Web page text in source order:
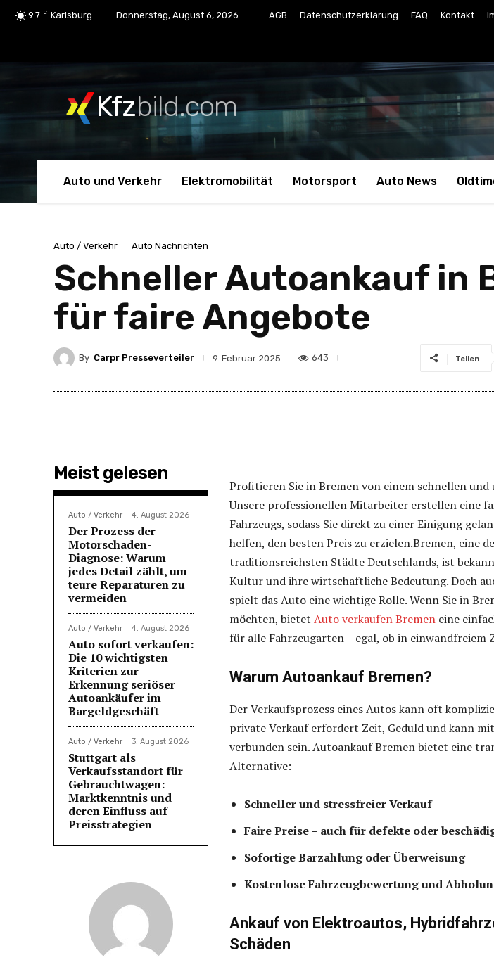
9.7 C Karlsburg Donnerstag, August 6, 2026 AGB Datenschutzerklärung FAQ Kontakt
Kfzbild.com
Auto und Verkehr Elektromobilität Motorsport Auto News
Auto / Verkehr Auto Nachrichten
Schneller Autoankauf in
für faire Angebote
By Carpr Presseverteiler 9. Februar 2025 643 Teilen
Meist gelesen
Auto / Verkehr 4. August 2026
Der Prozess der
Motorschaden-
Diagnose: Warum
jedes Detail zählt, um
teure Reparaturen zu
vermeiden
Auto / Verkehr 4. August 2026
Auto sofort verkaufen:
Die 10 wichtigsten
Kriterien zur
Erkennung seriöser
Autoankäufer im
Bargeldgeschäft
Auto / Verkehr 3. August 2026
Stuttgart als
Verkaufsstandort für
Gebrauchtwagen:
Marktkenntnis und
deren Einfluss auf
Preisstrategien
Profitieren Sie in Bremen von einem schnellen
Unsere professionellen Mitarbeiter erstellen eine
Fahrzeugs, sodass Sie direkt zu einer Einigung
helfen, den besten Preis zu erzielen.Bremen, eine
traditionsreichsten Städte Deutschlands, ist
Kultur und ihre wirtschaftliche Bedeutung. Doch
spielt das Auto eine wichtige Rolle. Wenn Sie in
möchten, bietet Auto verkaufen Bremen eine
für alle Fahrzeugarten – egal, ob in einwandfreiem
Warum Autoankauf Bremen?
Der Verkaufsprozess eines Autos kann oft
private Verkauf erfordert Zeit, Geduld und kann
verbunden sein. Autoankauf Bremen bietet eine
Alternative:
Schneller und stressfreier Verkauf
Faire Preise – auch für defekte oder
Sofortige Barzahlung oder Überweisung
Kostenlose Fahrzeugbewertung und
Ankauf von Elektroautos,
Schäden